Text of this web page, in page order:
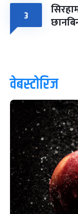
३
वेबस्टोरिज